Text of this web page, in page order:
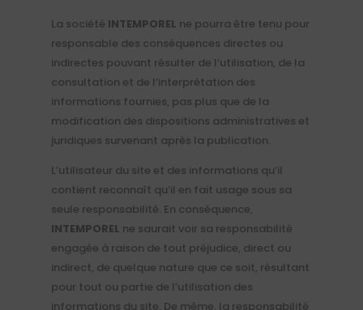
La société INTEMPOREL ne pourra être tenu pour
responsable des conséquences directes ou
indirectes pouvant résulter de l’utilisation, de la
consultation et de l’interprétation des
informations fournies, pas plus que de la
modification des dispositions administratives et
juridiques survenant après la publication.
L’utilisateur du site et des informations qu’il
contient reconnaît qu’il en fait usage sous sa
seule responsabilité. En conséquence,
INTEMPOREL ne saurait voir sa responsabilité
engagée à raison de tout préjudice, direct ou
indirect, de quelque nature que ce soit, résultant
pour tout ou partie de l’utilisation des
informations du site. De même, la responsabilité